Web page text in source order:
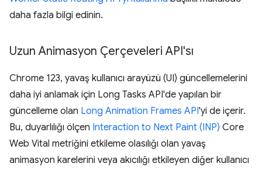
daha fazla bilgi edinin.
Uzun Animasyon Çerçeveleri API'sı
Chrome 123, yavaş kullanıcı arayüzü (UI) güncellemelerini
daha iyi anlamak için Long Tasks API'de yapılan bir
güncelleme olan Long Animation Frames API'yi de içerir.
Bu, duyarlılığı ölçen Interaction to Next Paint (INP) Core
Web Vital metriğini etkileme olasılığı olan yavaş
animasyon karelerini veya akıcılığı etkileyen diğer kullanıcı